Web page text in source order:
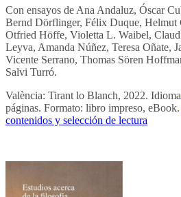
Con ensayos de Ana Andaluz, Óscar
Bernd Dörflinger, Félix Duque, Helmut
Otfried Höffe, Violetta L. Waibel,
Leyva, Amanda Núñez, Teresa Oñate,
Vicente Serrano, Thomas Sören
Salvi Turró.
València: Tirant lo Blanch, 2022.
páginas. Formato: libro impreso, eBook.
contenidos y selección de lectura